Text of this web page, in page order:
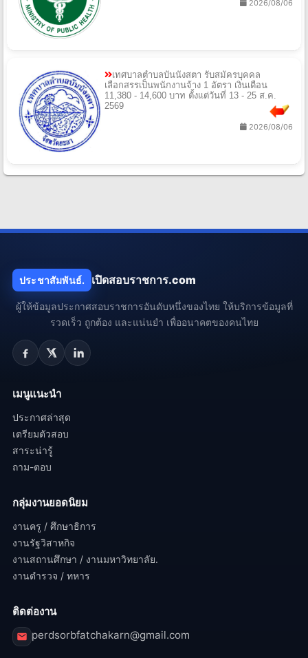
2026/08/06
เทศบาลตําบลบันนังสตา รับสมัครบุคคล
เลือกสรรเป็นพนักงานจ้าง 1 อัตรา เงินเดือน
11,380 - 14,600 บาท ตั้งแต่วันที่ 13 - 25 ส.ค.
2569
2026/08/06
ประชาสัมพันธ์. เปิดสอบราชการ.com
ผู้ให้ข้อมูลประกาศสอบราชการอันดับหนึ่งของไทย ให้บริการข้อมูลที่
รวดเร็ว ถูกต้อง และแน่นยำ เพื่ออนาคตของคนไทย
เมนูแนะนำ
ประกาศล่าสุด
เตรียมตัวสอบ
สาระน่ารู้
ถาม-ตอบ
กลุ่มงานยอดนิยม
งานครู / ศึกษาธิการ
งานรัฐวิสาหกิจ
งานสถานศึกษา / งานมหาวิทยาลัย.
งานตำรวจ / ทหาร
ติดต่องาน
perdsorbfatchakarn@gmail.com